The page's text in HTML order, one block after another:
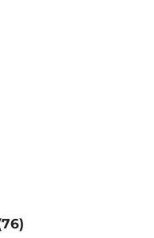
7676